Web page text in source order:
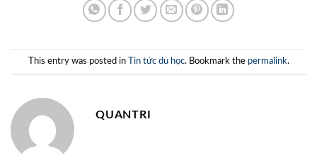
This entry was posted in Tin tức du học. Bookmark the permalink.
QUANTRI